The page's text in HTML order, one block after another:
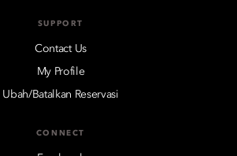
SUPPORT
Contact Us
My Profile
Ubah/Batalkan Reservasi
CONNECT